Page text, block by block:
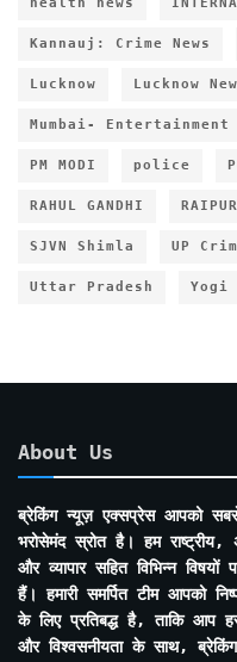
health news
Kannauj: Crime News
Lucknow Lucknow
Mumbai- Entertainment
PM MODI police
RAHUL GANDHI RAIPUR
SJVN Shimla UP
Uttar Pradesh Yogi
About Us
ब्रेकिंग न्यूज़ एक्सप्रेस आपको
भरोसेमंद स्रोत है। हम
और व्यापार सहित विभिन्न
हैं। हमारी समर्पित टीम आपको
के लिए प्रतिबद्ध है, ताकि आप
और विश्वसनीयता के साथ,